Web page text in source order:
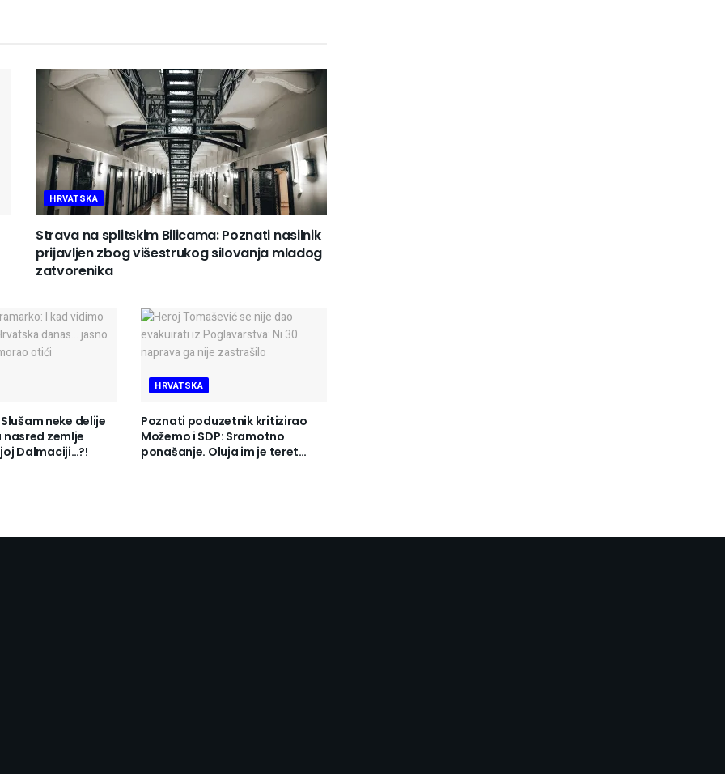
HRVATSKA
Strava na splitskim Bilicama: Poznati nasilnik
prijavljen zbog višestrukog silovanja mladog
zatvorenika
neke delije
nasred zemlje
Dalmaciji…?!
HRVATSKA
Poznati poduzetnik kritizirao
Možemo i SDP: Sramotno
ponašanje. Oluja im je teret…